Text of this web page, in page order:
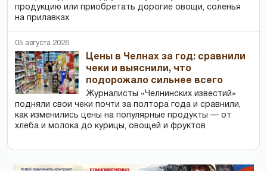
продукцию или приобретать дорогие овощи, соленья
на прилавках
05 августа 2026
Цены в Челнах за год: сравнили
чеки и выяснили, что
подорожало сильнее всего
Журналисты «Челнинских известий»
подняли свои чеки почти за полтора года и сравнили,
как изменились цены на популярные продукты — от
хлеба и молока до курицы, овощей и фруктов